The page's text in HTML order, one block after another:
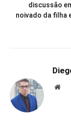
discussão
noivado da filha